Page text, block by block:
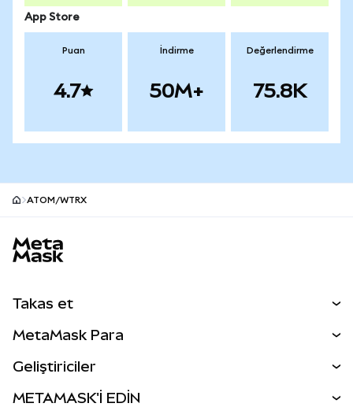
App Store
Puan
4.7
İndirme
50M+
Değerlendirme
75.8K
ATOM/WTRX
Takas et
Perps
MetaMask Para
Geliştiriciler
METAMASK'İ EDİN